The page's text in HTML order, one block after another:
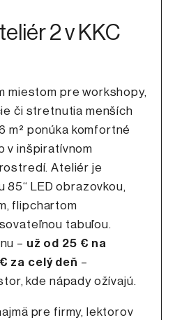
2 v KKC
miestom pre workshopy,
či stretnutia menších
m² ponúka komfortné
v inšpiratívnom
Ateliér je
85“ LED obrazovkou,
flipchartom
tabuľou.
– už od 25 € na
za celý deň –
kde nápady ožívajú.
pre firmy, lektorov